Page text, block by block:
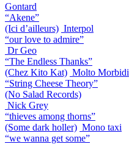
Gontard
“Akene”
(Ici d’ailleurs) Interpol
“our love to admire”
Dr Geo
“The Endless Thanks”
(Chez Kito Kat) Molto Morbidi
“String Cheese Theory”
(No Salad Records)
Nick Grey
“thieves among thorns”
(Some dark holler) Mono taxi
“we wanna get some”